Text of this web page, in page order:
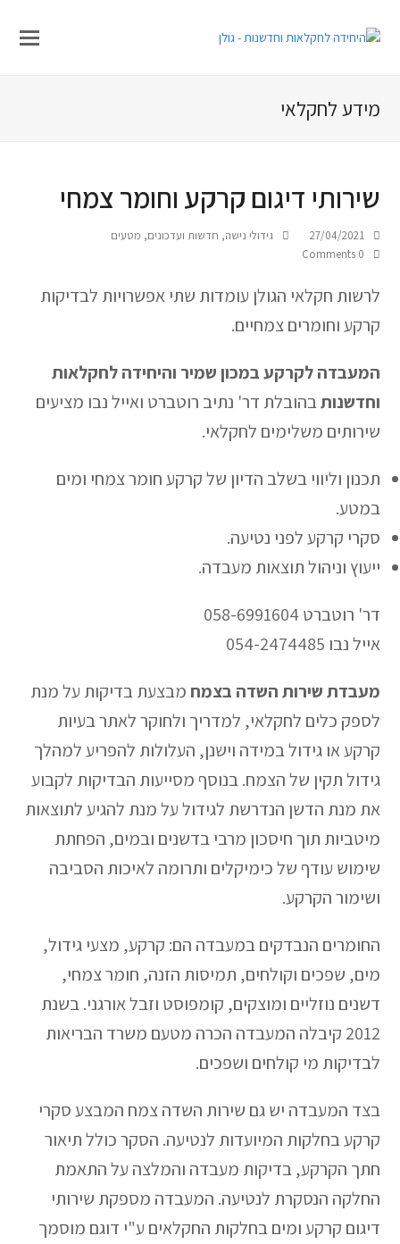
מידע לחקלאי
שירותי דיגום קרקע וחומר צמחי
27/04/2021 גידולי נישה, חדשות ועדכונים, מטעים
0 Comments
לרשות חקלאי הגולן עומדות שתי אפשרויות לבדיקות
קרקע וחומרים צמחיים.
המעבדה לקרקע במכון שמיר והיחידה לחקלאות
וחדשנותבהובלת דר' נתיב רוטברט ואייל נבו מציעים
שירותים משלימים לחקלאי.
תכנון וליווי בשלב הדיון של קרקע חומר צמחי ומים
במטע.
סקרי קרקע לפני נטיעה.
ייעוץ וניהול תוצאות מעבדה.
דר' רוטברט 058-6991604
אייל נבו 054-2474485
מעבדת שירות השדה בצמח מבצעת בדיקות על מנת
לספק כלים לחקלאי, למדריך ולחוקר לאתר בעיות
קרקע או גידול במידה וישנן, העלולות להפריע למהלך
גידול תקין של הצמח. בנוסף מסייעות הבדיקות לקבוע
את מנת הדשן הנדרשת לגידול על מנת להגיע לתוצאות
מיטביות תוך חיסכון מרבי בדשנים ובמים, הפחתת
שימוש עודף של כימיקלים ותרומה לאיכות הסביבה
ושימור הקרקע.
החומרים הנבדקים במעבדה הם: קרקע, מצעי גידול,
מים, שפכים וקולחים, תמיסות הזנה, חומר צמחי,
דשנים נוזליים ומוצקים, קומפוסט וזבל אורגני. בשנת
2012 קיבלה המעבדה הכרה מטעם משרד הבריאות
לבדיקות מי קולחים ושפכים.
בצד המעבדה יש גם שירות השדה צמח המבצע סקרי
קרקע בחלקות המיועדות לנטיעה. הסקר כולל תיאור
חתך הקרקע, בדיקות מעבדה והמלצה על התאמת
החלקה הנסקרת לנטיעה. המעבדה מספקת שירותי
דיגום קרקע ומים בחלקות החקלאים ע"י דוגם מוסמך